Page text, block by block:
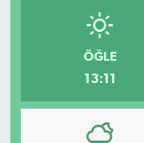
ÖĞLE
13:11